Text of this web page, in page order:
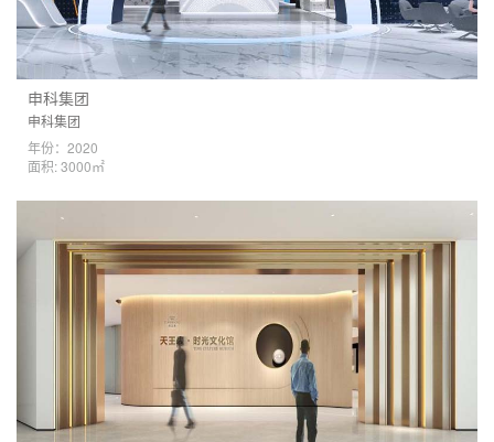
申科集团
申科集团
年份：2020
面积: 3000㎡